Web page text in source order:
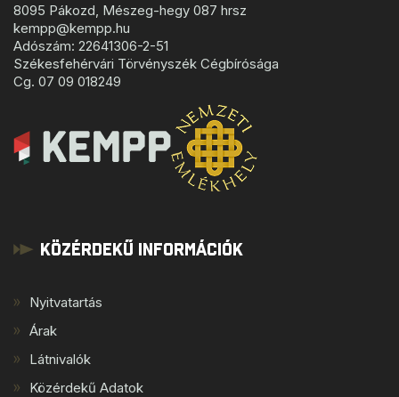
8095 Pákozd, Mészeg-hegy 087 hrsz
kempp@kempp.hu
Adószám: 22641306-2-51
Székesfehérvári Törvényszék Cégbírósága
Cg. 07 09 018249
Közérdekű Információk
Nyitvatartás
Árak
Látnivalók
Közérdekű Adatok